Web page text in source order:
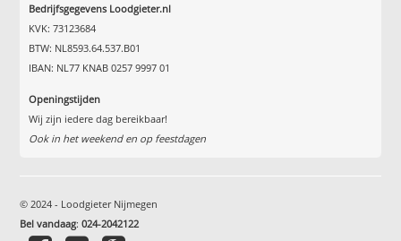
Bedrijfsgegevens Loodgieter.nl
KVK: 73123684
BTW: NL8593.64.537.B01
IBAN: NL77 KNAB 0257 9997 01
Openingstijden
Wij zijn iedere dag bereikbaar!
Ook in het weekend en op feestdagen
© 2024 - Loodgieter Nijmegen
Bel vandaag:024-2042122